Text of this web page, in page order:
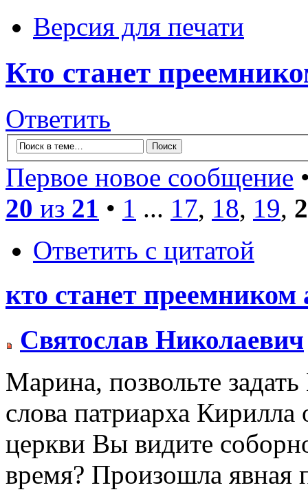
Версия для печати
Кто станет
Ответить
Первое новое сообщение
20 из 21 • 1 ... 17, 18, 19,
Ответить с цитатой
кто станет преемником
Святослав Николаевич
Марина, позвольте
слова патриарха
церкви Вы видите
время? Произошла явная